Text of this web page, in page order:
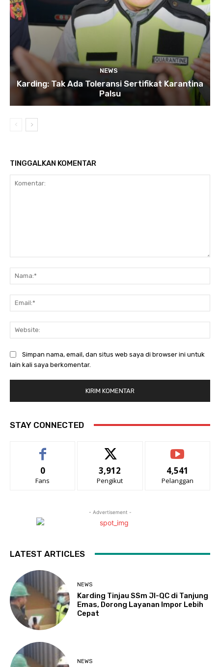
NEWS
Karding: Tak Ada Toleransi Sertifikat Karantina
Palsu
TINGGALKAN KOMENTAR
Simpan nama, email, dan situs web saya di browser ini untuk
lain kali saya berkomentar.
STAY CONNECTED
0
Fans
3,912
Pengikut
4,541
Pelanggan
- Advertisement -
LATEST ARTICLES
NEWS
Karding Tinjau SSm JI-QC di Tanjung
Emas, Dorong Layanan Impor Lebih
Cepat
NEWS